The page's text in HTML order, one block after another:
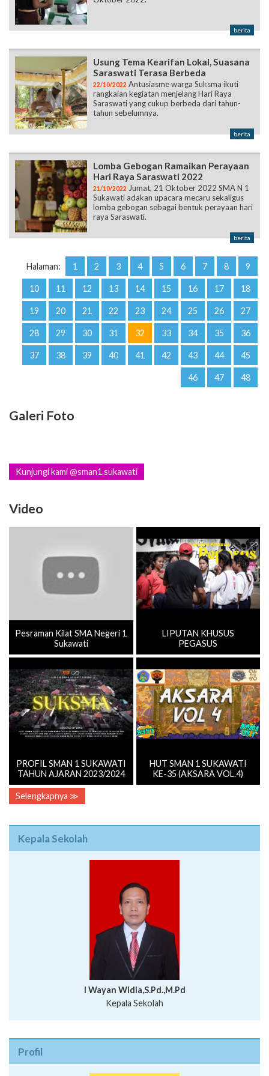
berita
Usung Tema Kearifan Lokal, Suasana
Saraswati Terasa Berbeda
22/10/2022 Antusiasme warga Suksma ikuti
rangkaian kegiatan menjelang Hari Raya
Saraswati yang cukup berbeda dari tahun-
tahun sebelumnya.
berita
Lomba Gebogan Ramaikan Perayaan
Hari Raya Saraswati 2022
21/10/2022 Jumat, 21 Oktober 2022 SMA N 1
Sukawati adakan upacara mecaru sekaligus
lomba gebogan sebagai bentuk perayaan hari
raya Saraswati.
berita
Halaman: 1 2 3 4 5 6 7 8 9
10 11 12 13 14 15 16 17 18
19 20 21 22 23 24 25 26 27
28 29 30 31 32 33 34 35 36
37 38 39 40 41 42 43 44 45
46 47 48
Galeri Foto
Kunjungi kami @sman1.sukawati
Video
Pesraman Kilat SMA Negeri 1
Sukawati
LIPUTAN KHUSUS
PEGASUS
PROFIL SMAN 1 SUKAWATI
TAHUN AJARAN 2023/2024
HUT SMAN 1 SUKAWATI
KE-35 (AKSARA VOL.4)
Selengkapnya ≫
Kepala Sekolah
I Wayan Widia,S.Pd.,M.Pd
Kepala Sekolah
Profil